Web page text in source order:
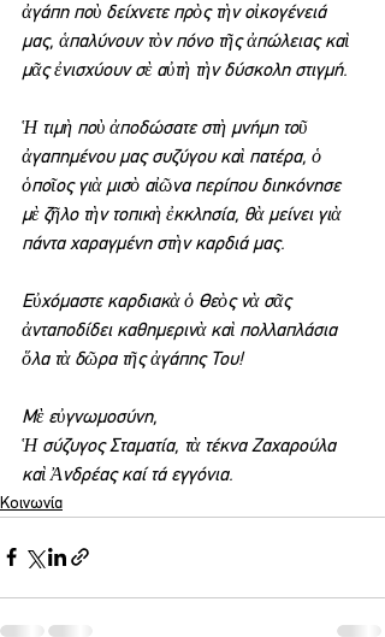
ἀγάπη ποὺ δείχνετε πρὸς τὴν οἰκογένειά
μας, ἁπαλύνουν τὸν πόνο τῆς ἀπώλειας καὶ
μᾶς ἐνισχύουν σὲ αὐτὴ τὴν δύσκολη στιγμή.
Ἡ τιμὴ ποὺ ἀποδώσατε στὴ μνήμη τοῦ
ἀγαπημένου μας συζύγου καὶ πατέρα, ὁ
ὁποῖος γιὰ μισὸ αἰῶνα περίπου διηκόνησε
μὲ ζῆλο τὴν τοπικὴ ἐκκλησία, θὰ μείνει γιὰ
πάντα χαραγμένη στὴν καρδιά μας.
Εὐχόμαστε καρδιακὰ ὁ Θεὸς νὰ σᾶς
ἀνταποδίδει καθημερινὰ καὶ πολλαπλάσια
ὅλα τὰ δῶρα τῆς ἀγάπης Του!
Μὲ εὐγνωμοσύνη,
Ἡ σύζυγος Σταματία, τὰ τέκνα Ζαχαρούλα
καὶ Ἀνδρέας καί τά εγγόνια.
Κοινωνία